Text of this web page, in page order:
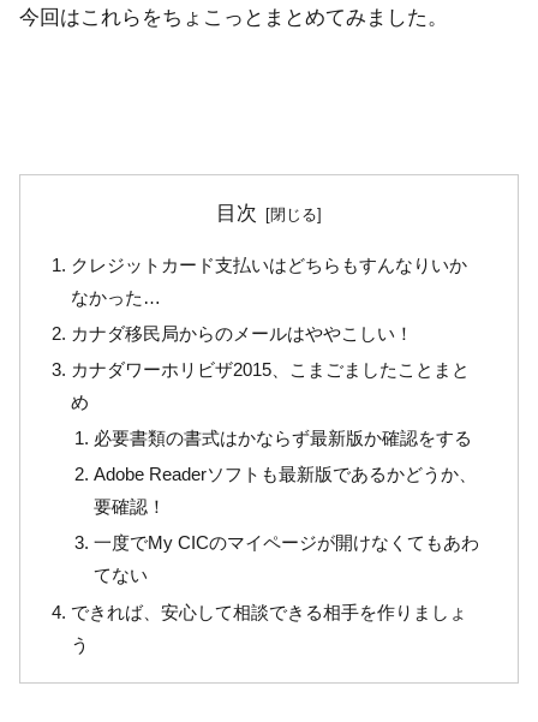
今回はこれらをちょこっとまとめてみました。
目次
クレジットカード支払いはどちらもすんなりいか
なかった…
カナダ移民局からのメールはややこしい！
カナダワーホリビザ2015、こまごましたことまと
め
必要書類の書式はかならず最新版か確認をする
Adobe Readerソフトも最新版であるかどうか、
要確認！
一度でMy CICのマイページが開けなくてもあわ
てない
できれば、安心して相談できる相手を作りましょ
う